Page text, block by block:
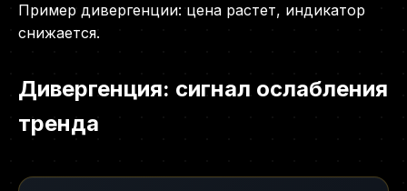
Пример дивергенции: цена растет, индикатор
снижается.
Дивергенция: сигнал ослабления
тренда